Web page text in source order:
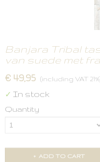
Banjara Tribal
van suede met
€ 49,95 (including VAT
✓ In stock
Quantity
ADD TO CART